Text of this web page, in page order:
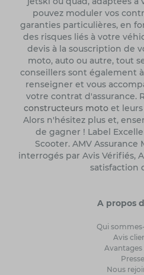
pouvez moduler vos
garanties particulières, en
des risques liés à votre
devis à la souscription de
moto, auto ou autre, tout
conseillers sont également
renseigner et vous
votre contrat d'assurance.
constructeurs motoet leurs
Alors n'hésitez plus et,
de gagner ! Label
Scooter. AMV Assurance
interrogés par Avis Vérifiés,
satisfaction
A propos
Qui
Avis
Avantages
Presse
Nous